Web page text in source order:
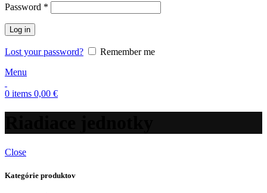
Password *
Log in
Lost your password?
Remember me
Menu
0 items 0,00 €
Close
Kategórie produktov